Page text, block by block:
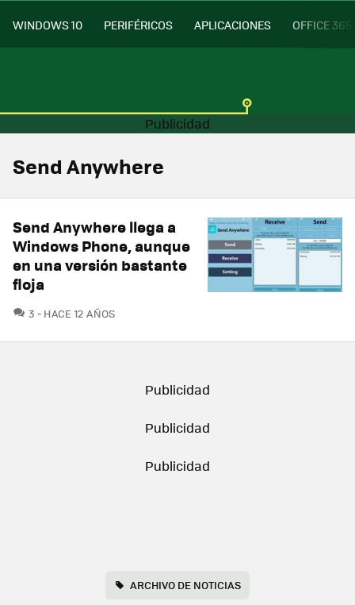
WINDOWS 10 PERIFÉRICOS APLICACIONES OFFICE 365
Send Anywhere
Send Anywhere llega a
Windows Phone, aunque
en una versión bastante
floja
3 COMENTARIOS
HACE 12 AÑOS
ARCHIVO DE NOTICIAS